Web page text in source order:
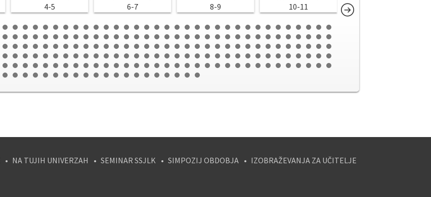
4-5 6-7 8-9 10-11
NA TUJIH UNIVERZAH SEMINAR SSJLK SIMPOZIJ OBDOBJA IZOBRAŽEVANJA ZA UČITELJE